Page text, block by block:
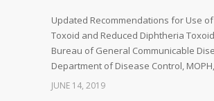
Updated Recommendations for Use
Toxoid and Reduced Diphtheria Toxoid
Bureau of General Communicable
Department of Disease Control,
JUNE 14, 2019